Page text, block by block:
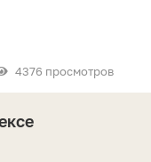
4376 просмотров